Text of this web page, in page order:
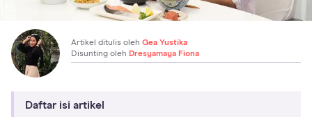
Artikel ditulis oleh Gea Yustika
Disunting oleh Dresyamaya Fiona
Daftar isi artikel